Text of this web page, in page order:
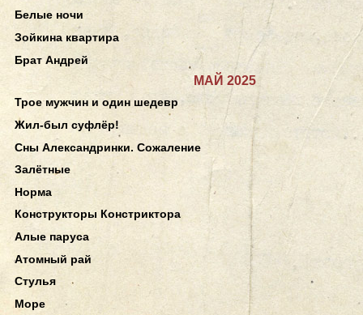
Белые ночи
Зойкина квартира
Брат Андрей
МАЙ 2025
Трое мужчин и один шедевр
Жил-был суфлёр!
Сны Александринки. Сожаление
Залётные
Норма
Конструкторы Констриктора
Алые паруса
Атомный рай
Стулья
Море